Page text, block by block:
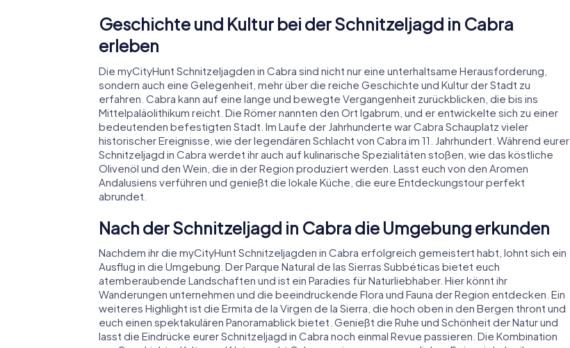
Geschichte und Kultur bei der Schnitzeljagd in Cabra
erleben
Die myCityHunt Schnitzeljagden in Cabra sind nicht nur eine unterhaltsame Herausforderung,
sondern auch eine Gelegenheit, mehr über die reiche Geschichte und Kultur der Stadt zu
erfahren. Cabra kann auf eine lange und bewegte Vergangenheit zurückblicken, die bis ins
Mittelpaläolithikum reicht. Die Römer nannten den Ort Igabrum, und er entwickelte sich zu einer
bedeutenden befestigten Stadt. Im Laufe der Jahrhunderte war Cabra Schauplatz vieler
historischer Ereignisse, wie der legendären Schlacht von Cabra im 11. Jahrhundert. Während eurer
Schnitzeljagd in Cabra werdet ihr auch auf kulinarische Spezialitäten stoßen, wie das köstliche
Olivenöl und den Wein, die in der Region produziert werden. Lasst euch von den Aromen
Andalusiens verführen und genießt die lokale Küche, die eure Entdeckungstour perfekt
abrundet.
Nach der Schnitzeljagd in Cabra die Umgebung erkunden
Nachdem ihr die myCityHunt Schnitzeljagden in Cabra erfolgreich gemeistert habt, lohnt sich ein
Ausflug in die Umgebung. Der Parque Natural de las Sierras Subbéticas bietet euch
atemberaubende Landschaften und ist ein Paradies für Naturliebhaber. Hier könnt ihr
Wanderungen unternehmen und die beeindruckende Flora und Fauna der Region entdecken. Ein
weiteres Highlight ist die Ermita de la Virgen de la Sierra, die hoch oben in den Bergen thront und
euch einen spektakulären Panoramablick bietet. Genießt die Ruhe und Schönheit der Natur und
lasst die Eindrücke eurer Schnitzeljagd in Cabra noch einmal Revue passieren. Die Kombination